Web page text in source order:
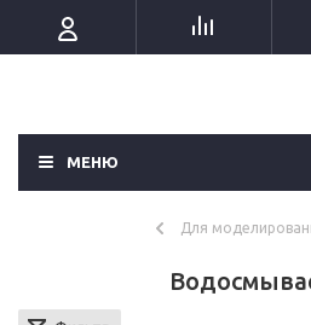
МЕНЮ
Для